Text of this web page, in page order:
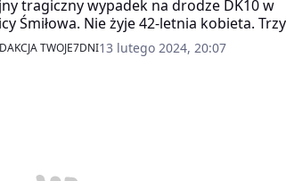
tragiczny wypadek na drodze DK10 w
Śmiłowa. Nie żyje 42-letnia kobieta. Trzy
osoby zostały ranne. Droga jest
zablokowana.
TWOJE7DNI13 lutego 2024, 20:07